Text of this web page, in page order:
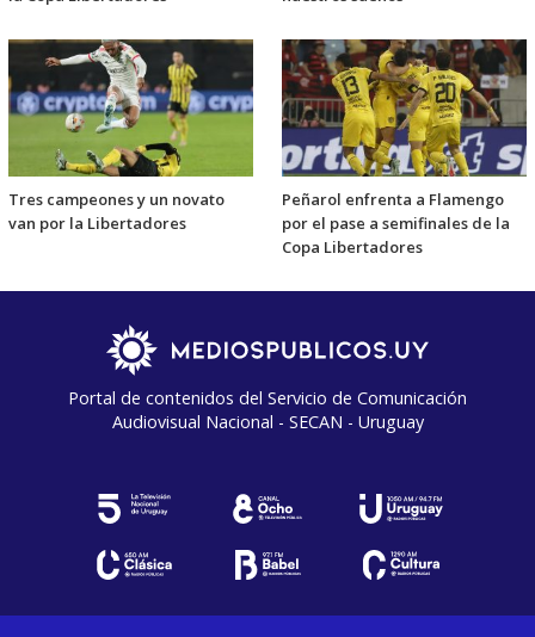
Tres campeones y un novato
van por la Libertadores
Peñarol enfrenta a Flamengo
por el pase a semifinales de la
Copa Libertadores
Portal de contenidos del Servicio de Comunicación
Audiovisual Nacional - SECAN - Uruguay